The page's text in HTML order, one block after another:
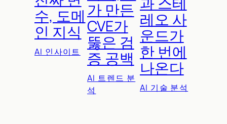
수, 도메
인 지식
AI 인사이트
가 만든
CVE가
뚫은 검
증 공백
AI 트렌드 분
석
레오 사
운드가
한 번에
나온다
AI 기술 분석